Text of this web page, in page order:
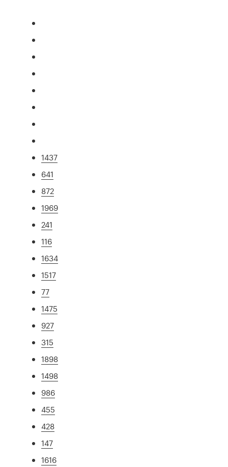
1437
641
872
1969
241
116
1634
1517
77
1475
927
315
1898
1498
986
455
428
147
1616